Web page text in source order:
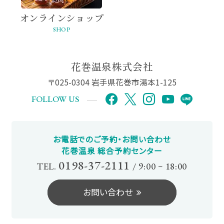
オンラインショップ
SHOP
花巻温泉株式会社
〒025-0304 岩手県花巻市湯本1-125
FOLLOW US
お電話でのご予約・お問い合わせ
花巻温泉 総合予約センター
TEL. 0198-37-2111 / 9:00 ~ 18:00
お問い合わせ